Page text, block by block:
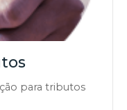
para tributos